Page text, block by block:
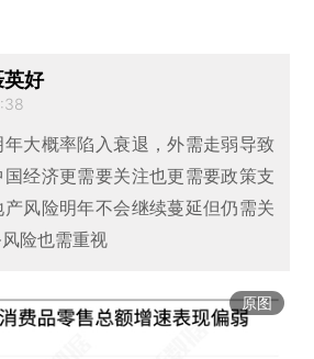
好
大概率陷入衰退，外需走弱导致
经济更需要关注也更需要政策支
风险明年不会继续蔓延但仍需关
险也需重视
原图